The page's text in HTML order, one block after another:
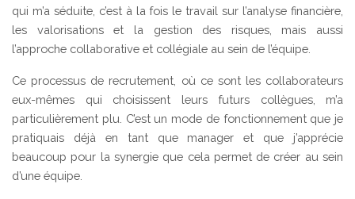
qui m’a séduite, c’est à la fois le travail sur l’analyse financière,
les valorisations et la gestion des risques, mais aussi
l’approche collaborative et collégiale au sein de l’équipe.
Ce processus de recrutement, où ce sont les collaborateurs
eux-mêmes qui choisissent leurs futurs collègues, m’a
particulièrement plu. C’est un mode de fonctionnement que je
pratiquais déjà en tant que manager et que j’apprécie
beaucoup pour la synergie que cela permet de créer au sein
d’une équipe.